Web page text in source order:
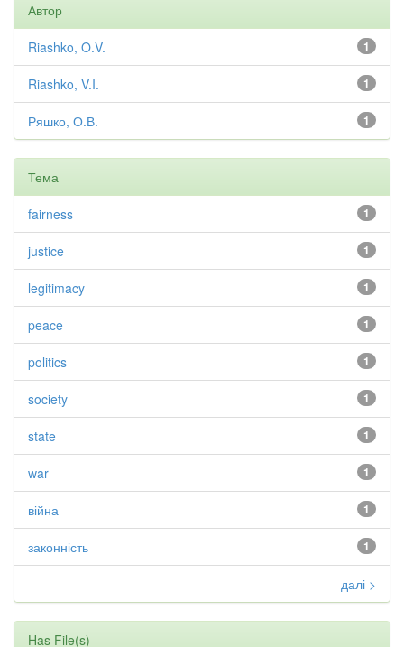
Автор
1
Riashko, O.V.
1
Riashko, V.I.
1
Ряшко, О.В.
Тема
1
fairness
1
justice
1
legitimacy
1
peace
1
politics
1
society
1
state
1
war
1
війна
1
законність
далі >
Has File(s)